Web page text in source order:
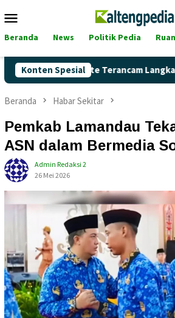
ke
Mobile
Beranda News Politik Pedia
Konten Spesial
Pertalite Terancam Langka di
Beranda Habar Sekitar
Pemkab Lamandau
ASN dalam Bermedia
Admin Redaksi 2
26 Mei 2026